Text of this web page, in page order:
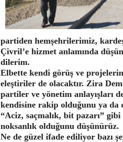
partiden hemşehrilerimiz,
Çivril’e hizmet anlamında
dilerim.
Elbette kendi görüş ve
eleştiriler de olacaktır. Zira
partiler ve yönetim anlayışları
kendisine rakip olduğunu ya da
“Aciz, saçmalık, bit pazarı”
noksanlık olduğunu düşünürüz.
Ne de güzel ifade ediliyor bazı